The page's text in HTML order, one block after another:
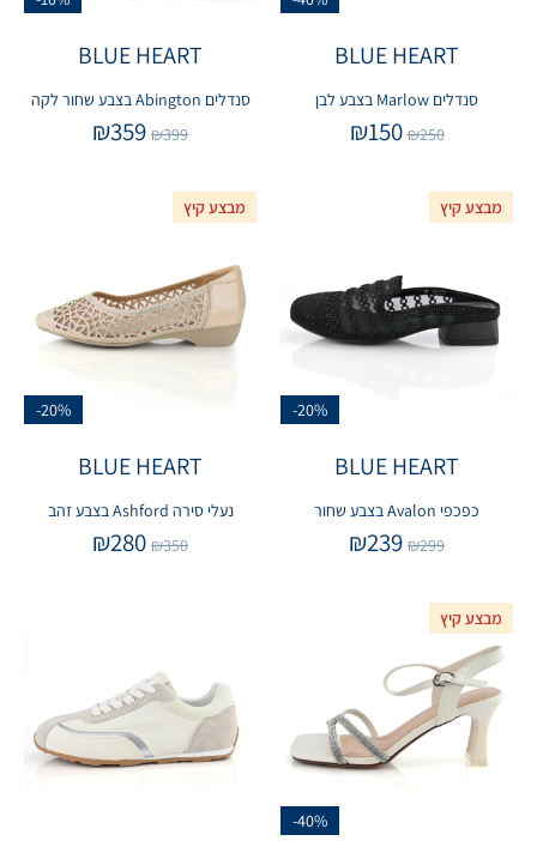
BLUE HEART
סנדלים Marlow בצבע לבן
₪250
₪150
BLUE HEART
סנדלים Abington בצבע שחור לקה
₪399
₪359
מבצע קיץ
-20%
BLUE HEART
כפכפי Avalon בצבע שחור
₪299
₪239
מבצע קיץ
-20%
BLUE HEART
נעלי סירה Ashford בצבע זהב
₪350
₪280
מבצע קיץ
-40%